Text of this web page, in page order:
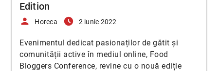
Edition
person Horeca access_time_filled 2 iunie 2022
Evenimentul dedicat pasionaților de gătit și
comunității active în mediul online, Food
Bloggers Conference, revine cu o nouă ediție